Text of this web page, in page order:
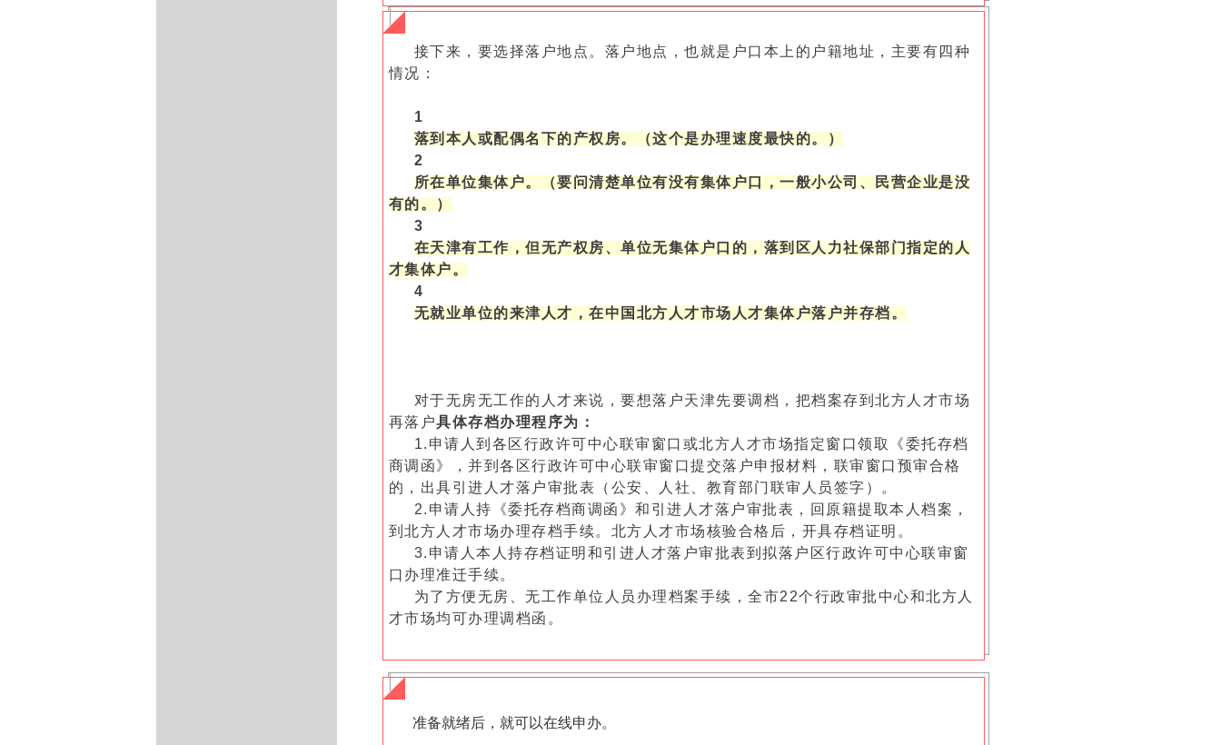
接下来，要选择落户地点。落户地点，也就是户口本上的户籍地址，主要有四种
情况：
1
落到本人或配偶名下的产权房。（这个是办理速度最快的。）
2
所在单位集体户。（要问清楚单位有没有集体户口，一般小公司、民营企业是没
有的。）
3
在天津有工作，但无产权房、单位无集体户口的，落到区人力社保部门指定的人
才集体户。
4
无就业单位的来津人才，在中国北方人才市场人才集体户落户并存档。
对于无房无工作的人才来说，要想落户天津先要调档，把档案存到北方人才市场
再落户具体存档办理程序为：
1.申请人到各区行政许可中心联审窗口或北方人才市场指定窗口领取《委托存档
商调函》，并到各区行政许可中心联审窗口提交落户申报材料，联审窗口预审合格
的，出具引进人才落户审批表（公安、人社、教育部门联审人员签字）。
2.申请人持《委托存档商调函》和引进人才落户审批表，回原籍提取本人档案，
到北方人才市场办理存档手续。北方人才市场核验合格后，开具存档证明。
3.申请人本人持存档证明和引进人才落户审批表到拟落户区行政许可中心联审窗
口办理准迁手续。
为了方便无房、无工作单位人员办理档案手续，全市22个行政审批中心和北方人
才市场均可办理调档函。
准备就绪后，就可以在线申办。